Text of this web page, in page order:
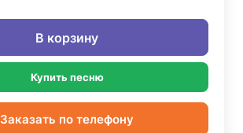
В корзину
Купить песню
Заказать по телефону